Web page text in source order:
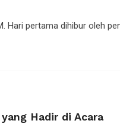
Hari pertama dihibur oleh
Hadir di Acara